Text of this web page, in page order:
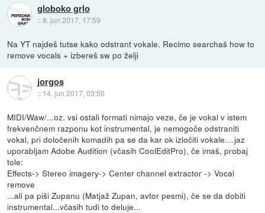
globoko grlo
::8. jun 2017, 17:59
Na YT najdeš tutse kako odstrant vokale. Recimo searchaš how to
remove vocals + izbereš sw po želji
jorgos
:: 14. jun 2017, 03:50
MIDI/Waw/...oz. vsi ostali formati nimajo veze, če je vokal v istem
frekvenčnem razponu kot instrumental, je nemogoče odstraniti
vokal, pri določenih komadih pa se da kar ok izločiti vokale....jaz
uporabljam Adobe Audition (včasih CoolEditPro), če imaš, probaj
tole:
Effects-> Stereo imagery-> Center channel extractor -> Vocal
remove
...ali pa piši Zupanu (Matjaž Zupan, avtor pesmi), če se da dobiti
instrumental...včasih tudi to deluje...